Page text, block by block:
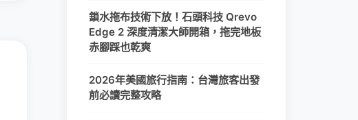
鎖水拖布技術下放！石頭科技 Qrevo
Edge 2 深度清潔大師開箱，拖完地板
赤腳踩也乾爽
2026年美國旅行指南：台灣旅客出發
前必讀完整攻略